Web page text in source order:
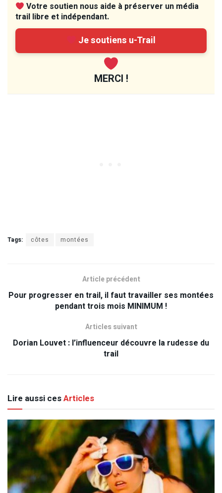
Votre soutien nous aide à préserver un média
trail libre et indépendant.
Je soutiens u-Trail
MERCI !
Tags: côtes montées
Article précédent
Pour progresser en trail, il faut travailler ses montées
pendant trois mois MINIMUM !
Articles suivant
Dorian Louvet : l’influenceur découvre la rudesse du
trail
Lire aussi cesArticles